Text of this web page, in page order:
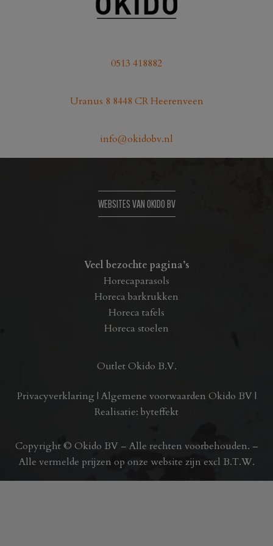
0513 418882
Uranus 8 8448 CR Heerenveen
info@okidobv.nl
WEBSITES VAN OKIDO BV
Veel bezochte pagina’s
Horecaparasols
Horeca barkrukken
Horeca tafels
Horeca stoelen
Outlet Okido B.V.
Privacyverklaring | Algemene voorwaarden Okido BV |
Realisatie: byteffekt
Copyright © Okido BV – Alle rechten voorbehouden. –
Alle vermelde prijzen op onze website zijn excl B.T.W.